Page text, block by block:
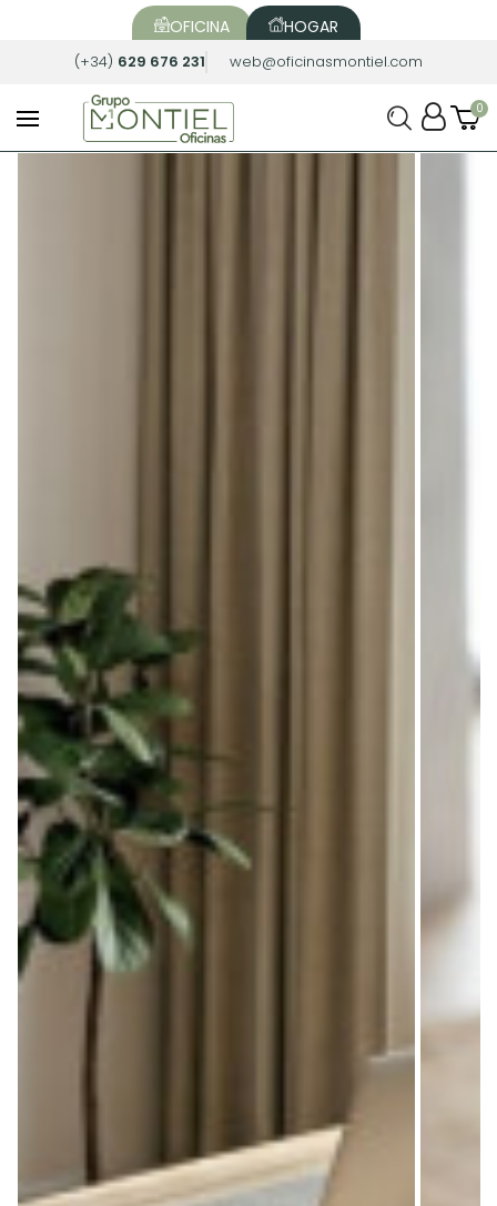
OFICINA HOGAR
(+34) 629 676 231 web@oficinasmontiel.com